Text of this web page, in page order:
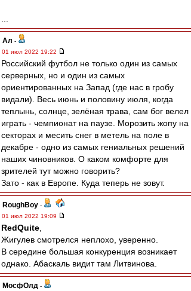
Ал -
01 июл 2022 19:22
Российский футбол не только один из самых
серверных, но и один из самых
ориентированных на Запад (где нас в гробу
видали). Весь июнь и половину июля, когда
теплынь, солнце, зелёная трава, сам бог велел
играть - чемпионат на паузе. Морозить жопу на
секторах и месить снег в метель на поле в
декабре - одно из самых гениальных решений
наших чиновников. О каком комфорте для
зрителей тут можно говорить?
Зато - как в Европе. Куда теперь не зовут.
RoughBoy -
01 июл 2022 19:09
RedQuite
Жигулев смотрелся неплохо, уверенно.
В середине большая конкуренция возникает
однако. Абаскаль видит там Литвинова.
МосфОлд -